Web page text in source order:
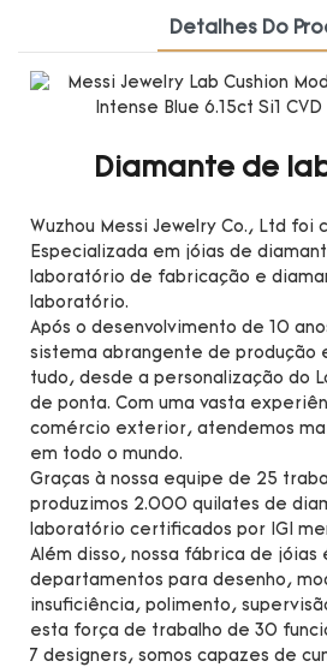
Detalhes Do
Diamante de
Wuzhou Messi Jewelry Co., Ltd foi
Especializada em jóias de
laboratório de fabricação e
laboratório.
Após o desenvolvimento de 10
sistema abrangente de produção
tudo, desde a personalização do
de ponta. Com uma vasta
comércio exterior, atendemos
em todo o mundo.
Graças à nossa equipe de 25
produzimos 2.000 quilates de
laboratório certificados por IGI
Além disso, nossa fábrica de jóias
departamentos para desenho,
insuficiência, polimento,
esta força de trabalho de 30
7 designers, somos capazes de